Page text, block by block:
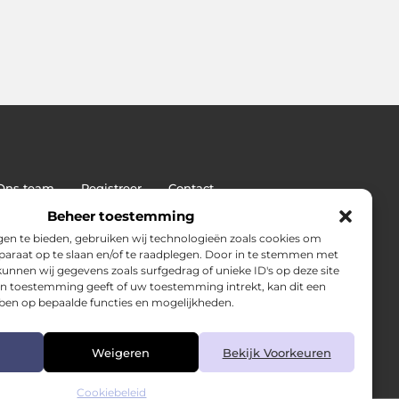
Beheer toestemming
te bieden, gebruiken wij technologieën zoals cookies om
op te slaan en/of te raadplegen. Door in te stemmen met
wij gegevens zoals surfgedrag of unieke ID's op deze site
toestemming geeft of uw toestemming intrekt, kan dit een
op bepaalde functies en mogelijkheden.
Weigeren Bekijk Voorkeuren
Cookiebeleid
team Registreer
Contact
sleutel tot duurzame SEO-succes